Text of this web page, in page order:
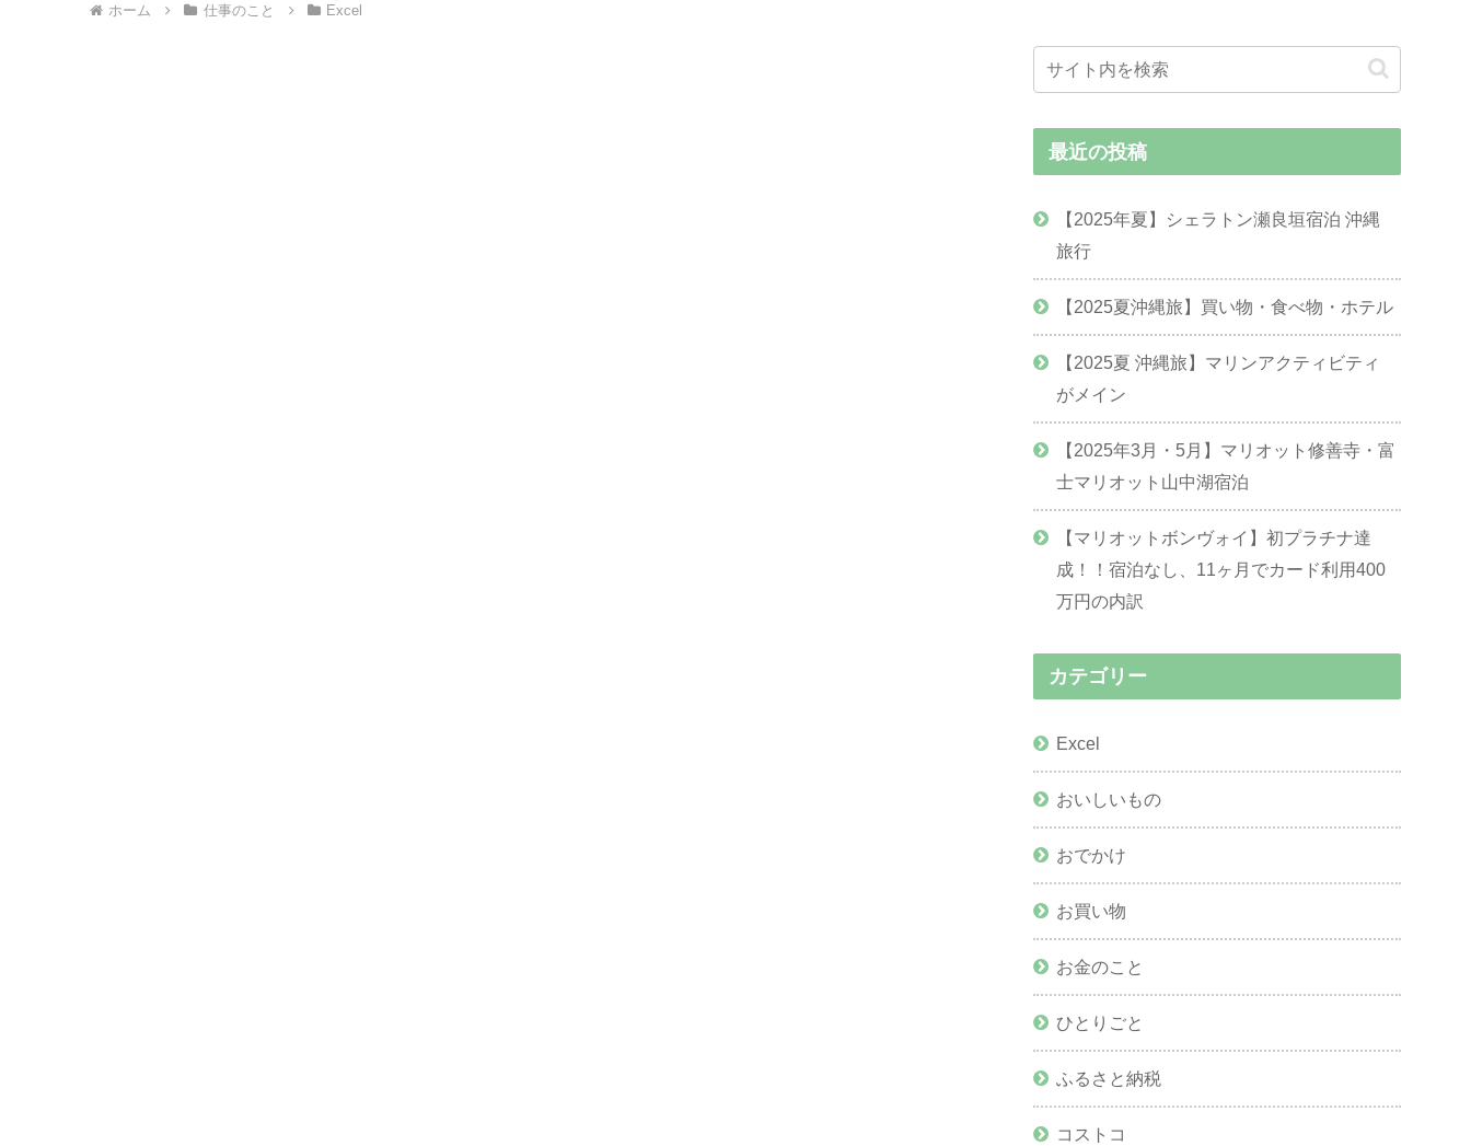
ホーム 仕事のこと Excel
最近の投稿
【2025年夏】シェラトン瀬良垣宿泊 沖縄
旅行
【2025夏沖縄旅】買い物・食べ物・ホテル
【2025夏 沖縄旅】マリンアクティビティ
がメイン
【2025年3月・5月】マリオット修善寺・富
士マリオット山中湖宿泊
【マリオットボンヴォイ】初プラチナ達
成！！宿泊なし、11ヶ月でカード利用400
万円の内訳
カテゴリー
Excel
おいしいもの
おでかけ
お買い物
お金のこと
ひとりごと
ふるさと納税
コストコ